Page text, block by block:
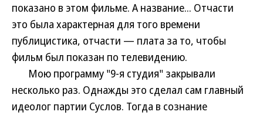
показано в этом фильме. А название... Отчасти
это была характерная для того времени
публицистика, отчасти — плата за то, чтобы
фильм был показан по телевидению.
Мою программу "9-я студия" закрывали
несколько раз. Однажды это сделал сам главный
идеолог партии Суслов. Тогда в сознание